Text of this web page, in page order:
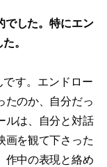
でした。特にエン
。
す。エンドロー
たのか、自分だっ
ルは、自分と対話
画を観て下さった
作中の表現と絡め